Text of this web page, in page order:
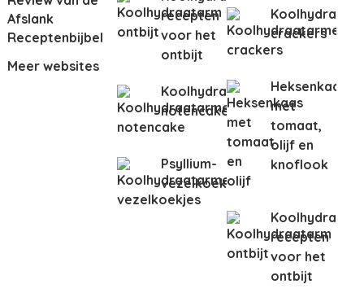
Afslank
Receptenbijbel
Meer websites
recepten
voor het
ontbijt
Koolhydraatarme
notencake
Psyllium-
vezelkoeken
crackers
Heksenkaas
met
tomaat,
olijf en
knoflook
recepten
voor het
ontbijt